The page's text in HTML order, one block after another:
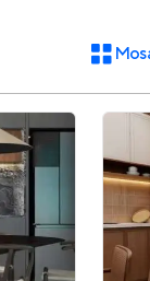
Correção do
Simulador de
Encontre um
Entrar no Apto